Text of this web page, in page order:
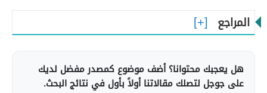
المراجع
هل يعجبك محتوانا؟ أضف موضوع كمصدر مفضل لديك
على جوجل لتصلك مقالاتنا أولاً بأول في نتائج البحث.